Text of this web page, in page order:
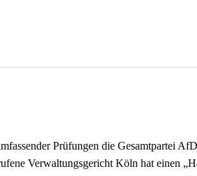
Prüfungen die Gesamtpartei
Verwaltungsgericht Köln hat einen